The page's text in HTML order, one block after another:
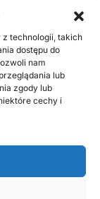
technologii, takich
dostępu do
nam
lub
zgody lub
cechy i
Rusiec –